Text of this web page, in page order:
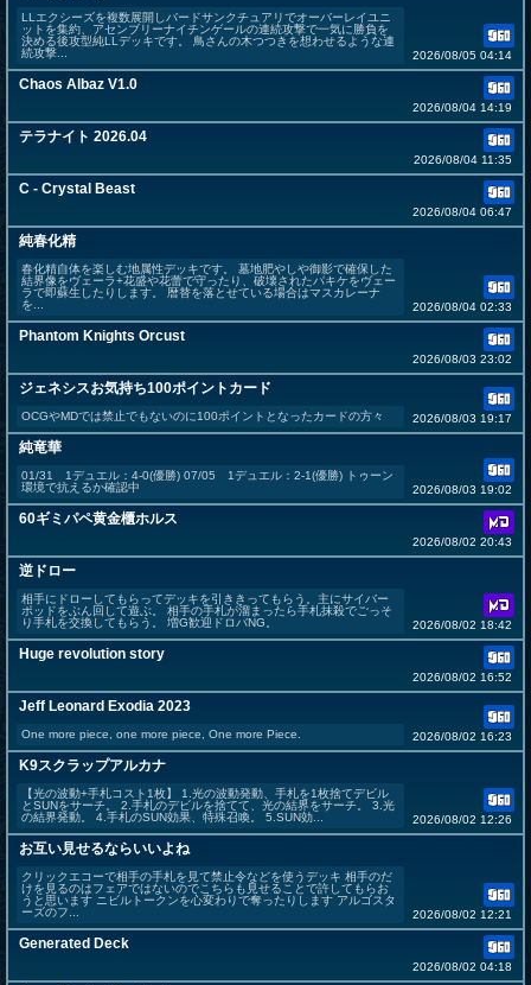
LLエクシーズを複数展開しバードサンクチュアリでオーバーレイユニ
ットを集約、アセンブリーナイチンゲールの連続攻撃で一気に勝負を
決める後攻型純LLデッキです。 鳥さんの木つつきを想わせるような連
続攻撃...
2026/08/05 04:14
Chaos Albaz V1.0
2026/08/04 14:19
テラナイト 2026.04
2026/08/04 11:35
C - Crystal Beast
2026/08/04 06:47
純春化精
春化精自体を楽しむ地属性デッキです。 墓地肥やしや御影で確保した
結界像をヴェーラ+花盛や花蕾で守ったり、破壊されたパキケをヴェー
ラで即蘇生したりします。 暦替を落とせている場合はマスカレーナ
を...
2026/08/04 02:33
Phantom Knights Orcust
2026/08/03 23:02
ジェネシスお気持ち100ポイントカード
OCGやMDでは禁止でもないのに100ポイントとなったカードの方々 2026/08/03 19:17
純竜華
01/31 1デュエル：4-0(優勝) 07/05 1デュエル：2-1(優勝) トゥーン
環境で抗えるか確認中
2026/08/03 19:02
60ギミパペ黄金櫃ホルス
2026/08/02 20:43
逆ドロー
相手にドローしてもらってデッキを引ききってもらう。主にサイバー
ポッドをぶん回して遊ぶ。 相手の手札が溜まったら手札抹殺でごっそ
り手札を交換してもらう。 増G歓迎ドロバNG。
2026/08/02 18:42
Huge revolution story
2026/08/02 16:52
Jeff Leonard Exodia 2023
One more piece, one more piece, One more Piece. 2026/08/02 16:23
K9スクラップアルカナ
【光の波動+手札コスト1枚】 1.光の波動発動、手札を1枚捨てデビル
とSUNをサーチ。 2.手札のデビルを捨てて、光の結界をサーチ。 3.光
の結界発動。 4.手札のSUN効果、特殊召喚。 5.SUN効...
2026/08/02 12:26
お互い見せるならいいよね
クリックエコーで相手の手札を見て禁止令などを使うデッキ 相手のだ
けを見るのはフェアではないのでこちらも見せることで許してもらお
うと思います ニビルトークンを心変わりで奪ったりします アルゴスタ
ーズのフ...
2026/08/02 12:21
Generated Deck
2026/08/02 04:18